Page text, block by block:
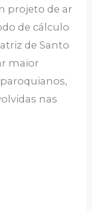
projeto de ar
de cálculo
de Santo
maior
nas